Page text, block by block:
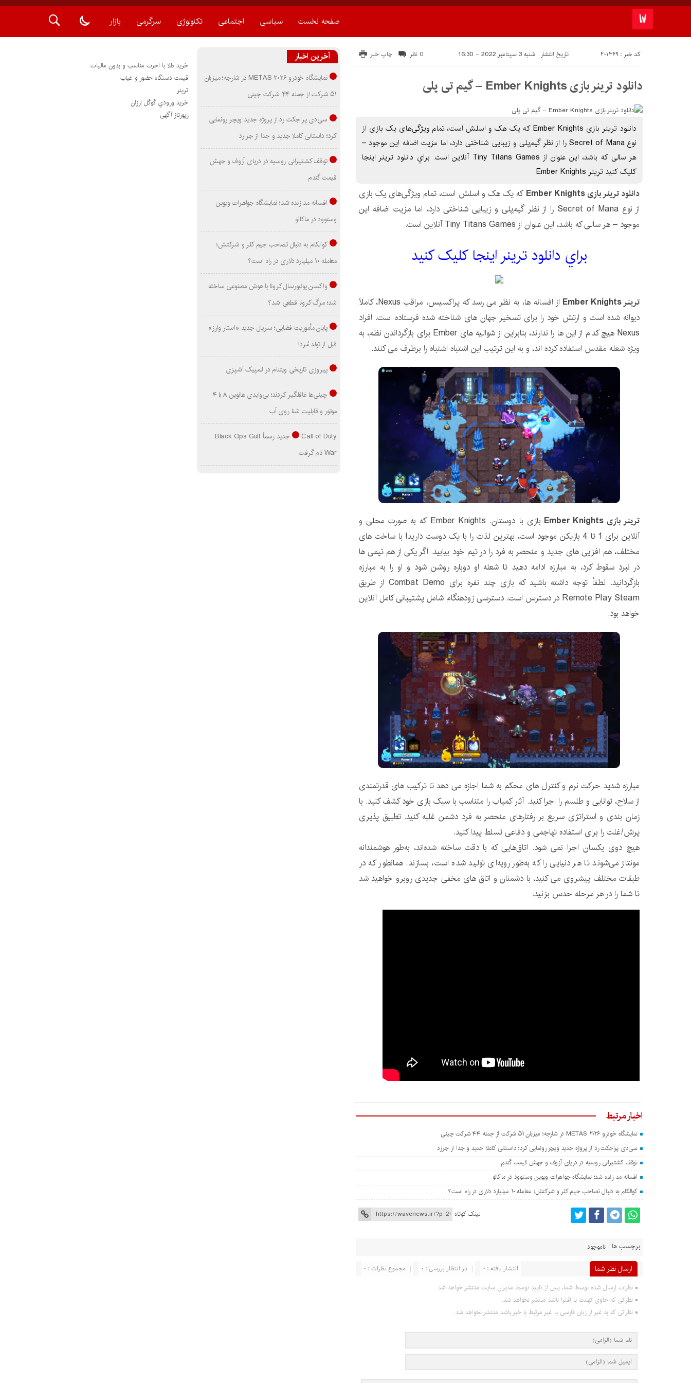
صفحه نخست سیاسی اجتماعی تکنولوژی سرگرمی بازار
تاریخ انتشار : شنبه 3 سپتامبر 2022 - 16:30 کد خبر : 201369 چاپ خبر 0 نظر
دانلود ترینر بازی Ember Knights – گیم تی پلی
دانلود ترینر بازی Ember Knights که یک هک و اسلش است، تمام ویژگی‌های یک بازی از
نوع Secret of Mana را از نظر گیم‌پلی و زیبایی شناختی دارد، اما مزیت اضافه این موجود –
هر سالی که باشد، این عنوان از Tiny Titans Games آنلاین است. براي دانلود ترینر اينجا
کليک کنيد ترینر Ember Knights
دانلود ترینر بازی Ember Knights
که یک هک و اسلش است، تمام ویژگی‌های یک بازی
از نوع Secret of Mana را از نظر گیم‌پلی و زیبایی شناختی دارد، اما مزیت اضافه این
موجود – هر سالی که باشد، این عنوان از Tiny Titans Games آنلاین است.
براي دانلود ترینر اينجا کليک کنيد
ترینر Ember Knights
از افسانه ها، به نظر می رسد که پراکسیس، مراقب Nexus، کاملاً
دیوانه شده است و ارتش خود را برای تسخیر جهان های شناخته شده فرستاده است. افراد
Nexus هیچ کدام از این ها را ندارند، بنابراین از شوالیه های Ember برای بازگرداندن نظم، به
ویژه شعله مقدس استفاده کرده اند، و به این ترتیب این اشتباه اشتباه را برطرف می کنند.
ترینر بازی Ember Knights
بازی با دوستان. Ember Knights که به صورت محلی و
آنلاین برای 1 تا 4 بازیکن موجود است، بهترین لذت را با یک دوست دارید! با ساخت های
مختلف، هم افزایی های جدید و منحصر به فرد را در تیم خود بیابید. اگر یکی از هم تیمی ها
در نبرد سقوط کرد، به مبارزه ادامه دهید تا شعله او دوباره روشن شود و او را به مبارزه
بازگردانید. لطفاً توجه داشته باشید که بازی چند نفره برای Combat Demo از طریق
Remote Play Steam در دسترس است. دسترسی زودهنگام شامل پشتیبانی کامل آنلاین
خواهد بود.
مبارزه شدید حرکت نرم و کنترل های محکم به شما اجازه می دهد تا ترکیب های قدرتمندی
از سلاح، توانایی و طلسم را اجرا کنید. آثار کمیاب را متناسب با سبک بازی خود کشف کنید. با
زمان بندی و استراتژی سریع بر رفتارهای منحصر به فرد دشمن غلبه کنید. تطبیق پذیری
پرش/غلت را برای استفاده تهاجمی و دفاعی تسلط پیدا کنید.
هیچ دوی یکسان اجرا نمی شود. اتاق‌هایی که با دقت ساخته شده‌اند، به‌طور هوشمندانه
مونتاژ می‌شوند تا هر دنیایی را که به‌طور رویه‌ای تولید شده است، بسازند. همانطور که در
طبقات مختلف پیشروی می کنید، با دشمنان و اتاق های مخفی جدیدی روبرو خواهید شد
تا شما را در هر مرحله حدس بزنید.
اخبار مرتبط
نمایشگاه خودرو METAS ۲۰۲۶ در شارجه؛ میزبان ۵۱ شرکت از جمله ۴۴ شرکت چینی
سی‌دی پراجکت رد از پروژه جدید ویچر رونمایی کرد؛ داستانی کاملا جدید و جدا از جرارد
توقف کشتیرانی روسیه در دریای آزوف و جهش قیمت گندم
افسانه مد زنده شد؛ نمایشگاه جواهرات ویوین وستوود در ماکائو
کوالکام به دنبال تصاحب جیم کلر و شرکتش؛ معامله ۱۰ میلیارد دلاری در راه است؟
لینک کوتاه
برچسب ها : ناموجود
ارسال نظر شما مجموع نظرات : 0 در انتظار بررسی : 0 انتشار یافته : 0
نظرات ارسال شده توسط شما، پس از تایید توسط مدیران سایت منتشر خواهد شد.
نظراتی که حاوی تهمت یا افترا باشد منتشر نخواهد شد.
نظراتی که به غیر از زبان فارسی یا غیر مرتبط با خبر باشد منتشر نخواهد شد.
آخرین اخبار
نمایشگاه خودرو METAS ۲۰۲۶ در شارجه؛ میزبان
۵۱ شرکت از جمله ۴۴ شرکت چینی
سی‌دی پراجکت رد از پروژه جدید ویچر رونمایی
کرد؛ داستانی کاملا جدید و جدا از جرارد
توقف کشتیرانی روسیه در دریای آزوف و جهش
قیمت گندم
افسانه مد زنده شد؛ نمایشگاه جواهرات ویوین
وستوود در ماکائو
کوالکام به دنبال تصاحب جیم کلر و شرکتش؛
معامله ۱۰ میلیارد دلاری در راه است؟
واکسن یونیورسال کرونا با هوش مصنوعی ساخته
شد؛ مرگ کرونا قطعی شد؟
پایان مأموریت فضایی؛ سریال جدید «استار وارز»
قبل از تولد مُرد!
پیروزی تاریخی ویتنام در المپیک آشپزی
چینی‌ها غافلگیر کردند؛ بی‌وایدی هانوین ۸ با ۴
موتور و قابلیت شنا روی آب
Call of Duty جدید رسماً Black Ops Gulf
War نام گرفت
خرید طلا با اجرت مناسب و بدون مالیات
قیمت دستگاه حضور و غیاب
ترينر
خريد ورودي گوگل ارزان
رپورتاژ آگهی